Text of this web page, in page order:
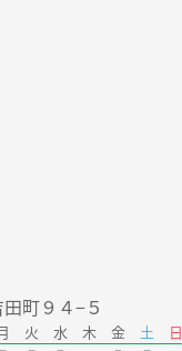
町９４−５
火 水 木 金 土
日